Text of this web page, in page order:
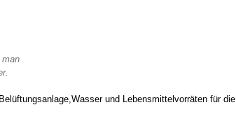
und Lebensmittelvorräten für die